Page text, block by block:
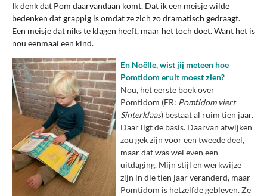
Ik denk dat Pom daarvandaan komt. Dat ik een meisje wilde
bedenken dat grappig is omdat ze zich zo dramatisch gedraagt.
Een meisje dat niks te klagen heeft, maar het toch doet. Want het is
nou eenmaal een kind.
En Noëlle, wist jij meteen hoe
Pomtidom eruit moest zien?
Nou, het eerste boek over
Pomtidom (ER: Pomtidom viert
Sinterklaas) bestaat al ruim tien jaar.
Daar ligt de basis. Daarvan afwijken
zou gek zijn voor een tweede deel,
maar dat was wel even een
uitdaging. Mijn stijl en werkwijze
zijn in die tien jaar veranderd, maar
Pomtidom is hetzelfde gebleven. Ze